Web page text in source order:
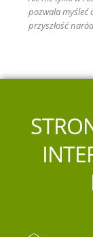
pozwala myśleć
przyszłość